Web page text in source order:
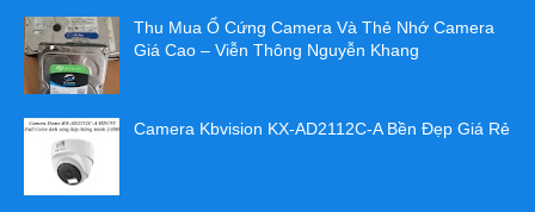
Thu Mua Ổ Cứng Camera Và Thẻ Nhớ Camera
Giá Cao – Viễn Thông Nguyễn Khang
Camera Kbvision KX-AD2112C-A Bền Đẹp Giá Rẻ